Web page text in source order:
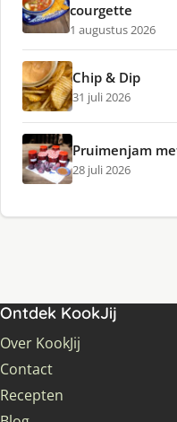
courgette
1 augustus 2026
Chip & Dip
31 juli 2026
Pruimenjam
28 juli 2026
Ontdek KookJij
Over KookJij
Contact
Recepten